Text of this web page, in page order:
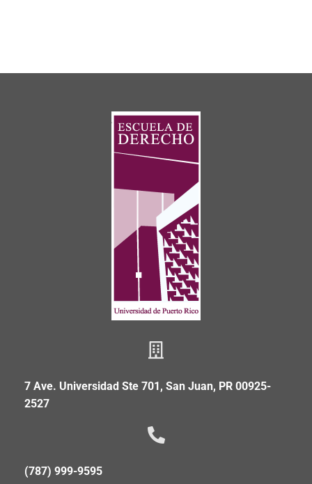
7 Ave. Universidad Ste 701, San Juan, PR 00925-
2527
(787) 999-9595